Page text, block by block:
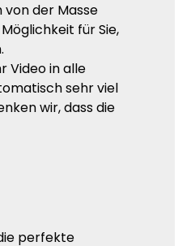
der Masse
für Sie,
Video in alle
sehr viel
wir, dass die
perfekte